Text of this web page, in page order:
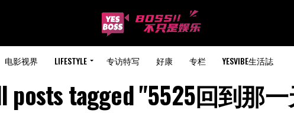
电影视界 LIFESTYLE 专访特写 好康 专栏 YESVIBE生活誌
posts tagged "5525回到那